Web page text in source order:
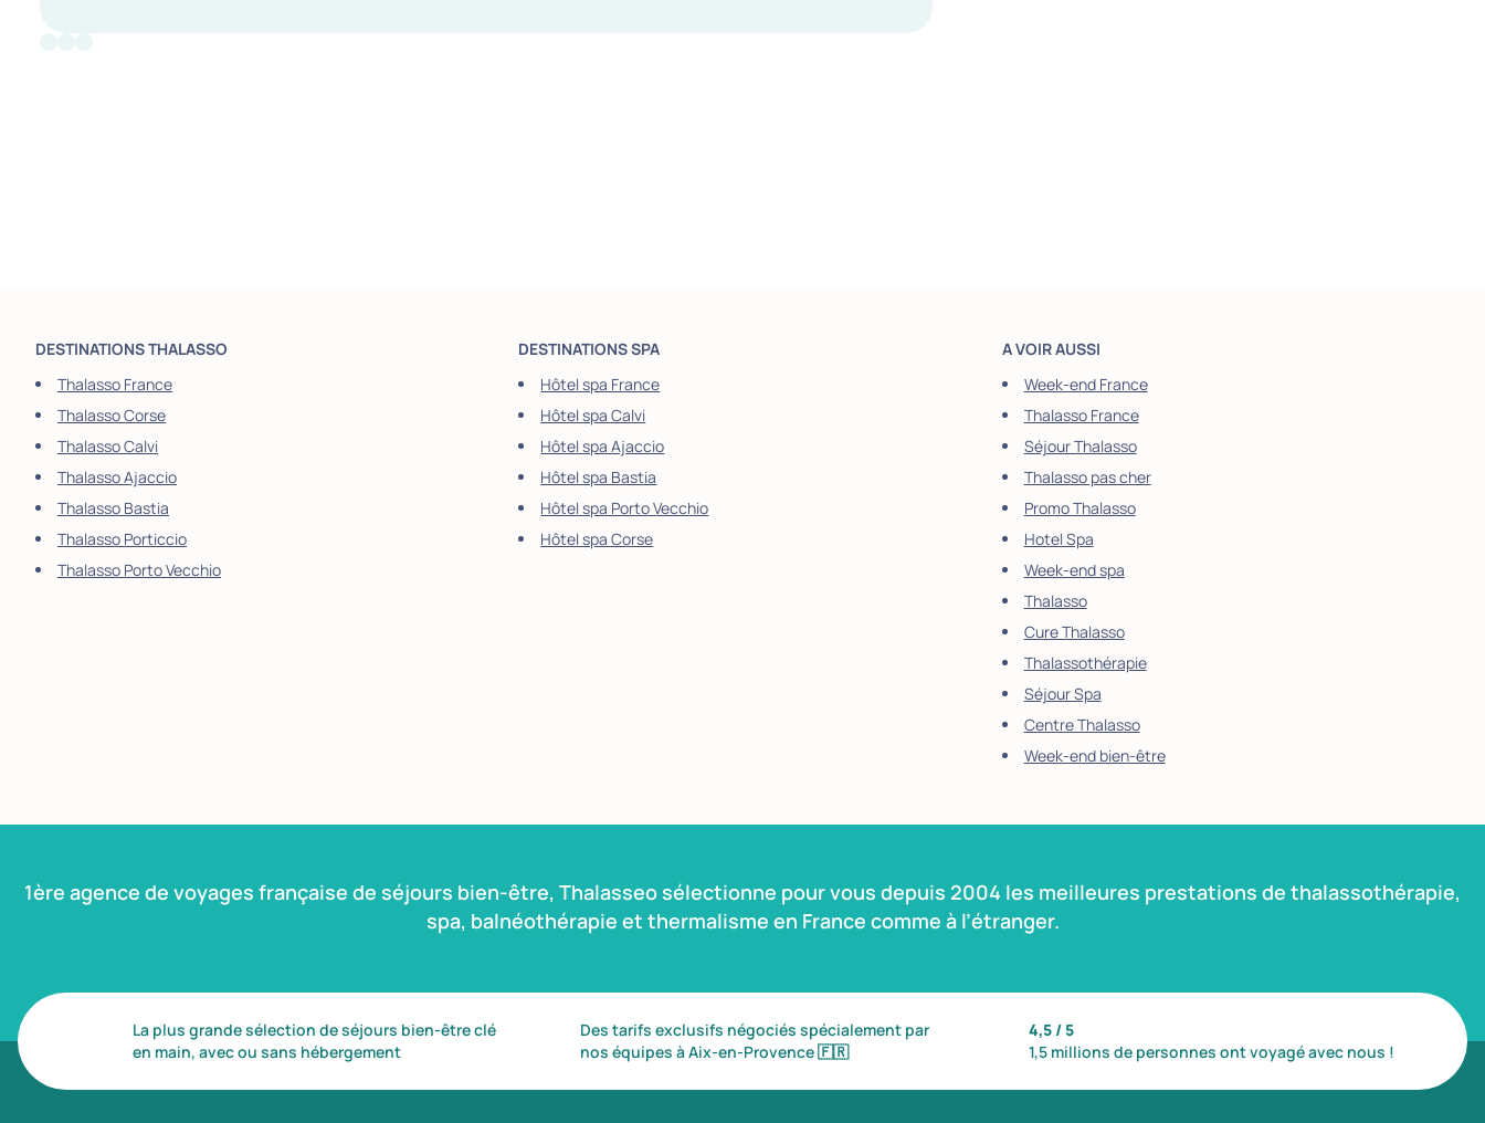
DESTINATIONS THALASSO
Thalasso France
Thalasso Corse
Thalasso Calvi
Thalasso Ajaccio
Thalasso Bastia
Thalasso Porticcio
Thalasso Porto Vecchio
DESTINATIONS SPA
Hôtel spa France
Hôtel spa Calvi
Hôtel spa Ajaccio
Hôtel spa Bastia
Hôtel spa Porto Vecchio
Hôtel spa Corse
A VOIR AUSSI
Week-end France
Thalasso France
Séjour Thalasso
Thalasso pas cher
Promo Thalasso
Hotel Spa
Week-end spa
Thalasso
Cure Thalasso
Thalassothérapie
Séjour Spa
Centre Thalasso
Week-end bien-être
1ère agence de voyages française de séjours bien-être, Thalasseo sélectionne pour vous depuis 2004 les meilleures prestations de thalassothérapie,
spa, balnéothérapie et thermalisme en France comme à l’étranger.
La plus grande sélection de séjours bien-être clé
en main, avec ou sans hébergement
Des tarifs exclusifs négociés spécialement par
nos équipes à Aix-en-Provence🇫🇷
4,5 / 5
1,5 millions de personnes ont voyagé avec nous !